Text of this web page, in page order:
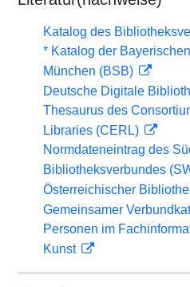
Katalog des
* Katalog der
München (BSB)
Deutsche Digitale
Thesaurus des
Libraries (CERL)
Normdateneintrag des
Bibliotheksverbundes
Österreichischer
Gemeinsamer
Personen im
Kunst